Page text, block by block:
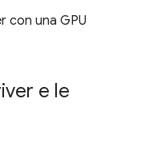
con una GPU
e le